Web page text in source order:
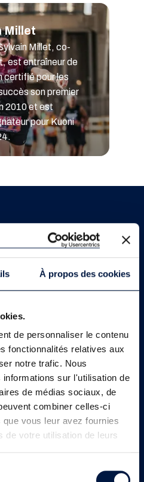
À propos des cookies
de personnaliser le contenu
fonctionnalités relatives aux
notre trafic. Nous
informations sur l'utilisation de
de médias sociaux, de
combiner celles-ci
vous leur avez fournies
de votre utilisation de leurs
Millet
Millet, co-
est entraîneur de
certifié pour les
son premier
2010 et est
pour Kuoni
Resort & Spa 4*
d'activités riche et
et des chambres
pour un séjour 4
, réparties autour
avec plusieurs
TV écran plat,
– certaines